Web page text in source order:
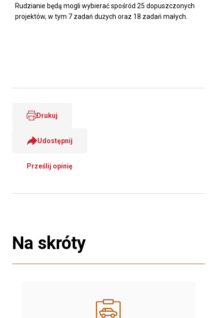
Rudzianie będą mogli wybierać spośród 25 dopuszczonych
projektów, w tym 7 zadań dużych oraz 18 zadań małych.
Drukuj
Udostępnij
Prześlij opinię
Na skróty